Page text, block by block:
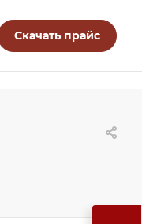
Скачать прайс